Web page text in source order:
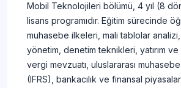
Mobil Teknolojileri bölümü, 4 yıl (8
lisans programıdır. Eğitim sürecinde
muhasebe ilkeleri, mali tablolar
yönetim, denetim teknikleri, yatırım ve
vergi mevzuatı, uluslararası
(IFRS), bankacılık ve finansal